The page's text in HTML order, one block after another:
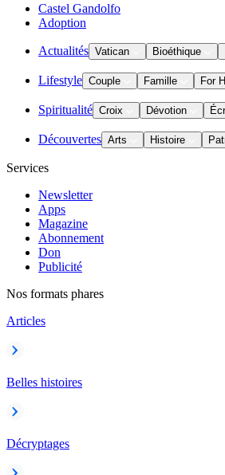
Castel Gandolfo
Adoption
Actualités Vatican Bioéthique
Lifestyle Couple Famille For
Spiritualité Croix Dévotion
Découvertes Arts Histoire
Services
Newsletter
Apps
Magazine
Abonnement
Don
Publicité
Nos formats phares
Articles
Belles histoires
Décryptages